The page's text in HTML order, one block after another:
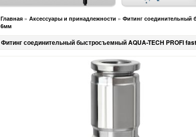
Главная » Аксессуары и принадлежности » Фитинг соединительный
6мм
Фитинг соединительный быстросъемный AQUA-TECH PROFI